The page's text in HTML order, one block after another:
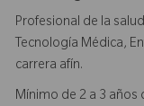
Profesional de la
Tecnología Médica,
carrera afín.
Mínimo de 2 a 3